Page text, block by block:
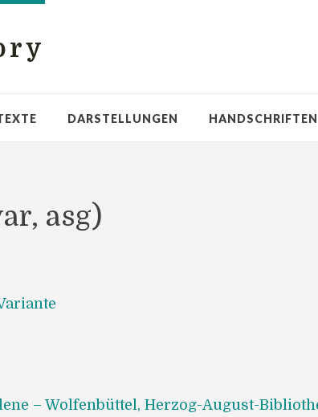
DARSTELLUNGEN HANDSCHRIFTEN
asg)
– Wolfenbüttel, Herzog-August-